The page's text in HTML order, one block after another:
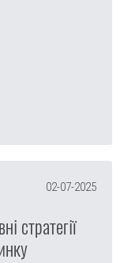
02-07-2025
стратегії